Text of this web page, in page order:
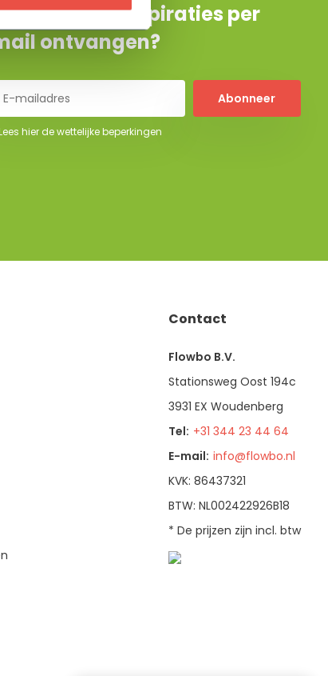
beste tuininspiraties per
ontvangen?
Abonneer
hier de wettelijke beperkingen
Contact
Flowbo B.V.
Stationsweg Oost 194c
3931 EX Woudenberg
Tel: +31 344 23 44 64
E-mail: info@flowbo.nl
KVK: 86437321
BTW: NL002422926B18
* De prijzen zijn incl. btw